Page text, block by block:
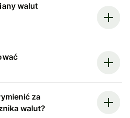
walut
za
walut?